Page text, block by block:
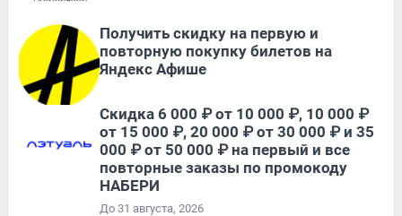
Получить скидку на первую и
повторную покупку билетов на
Яндекс Афише
Скидка 6 000 ₽ от 10 000 ₽, 10 000 ₽
от 15 000 ₽, 20 000 ₽ от 30 000 ₽ и 35
000 ₽ от 50 000 ₽ на первый и все
повторные заказы по промокоду
НАБЕРИ
До 31 августа, 2026